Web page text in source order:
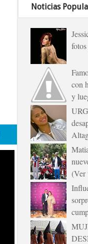
Noticias
con
y
(Ver